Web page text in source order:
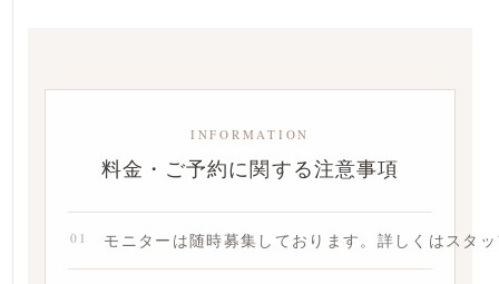
INFORMATION
料金・ご予約に関する注意事項
01 モニターは随時募集しております。詳しくはスタ